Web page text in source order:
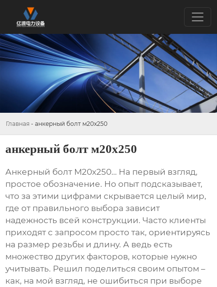
Главная - анкерный болт м20х250
анкерный болт м20х250
Анкерный болт М20х250… На первый взгляд,
простое обозначение. Но опыт подсказывает,
что за этими цифрами скрывается целый мир,
где от правильного выбора зависит
надежность всей конструкции. Часто клиенты
приходят с запросом просто так, ориентируясь
на размер резьбы и длину. А ведь есть
множество других факторов, которые нужно
учитывать. Решил поделиться своим опытом –
как, на мой взгляд, не ошибиться при выборе